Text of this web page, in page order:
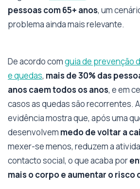
pessoas com 65+ anos, um
problema ainda mais relevante.
De acordo comguia de prevenção
e quedas, mais de 30% das
anos caem todos os anos, e em
casos as quedas são recorrentes.
evidência mostra que, após uma
desenvolvem medo de voltar a
mexer-se menos, reduzem a
contacto social, o que acaba por
mais o corpo e aumentar o risco